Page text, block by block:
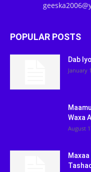
POPULAR POSTS
Dab
January
Waxa
August